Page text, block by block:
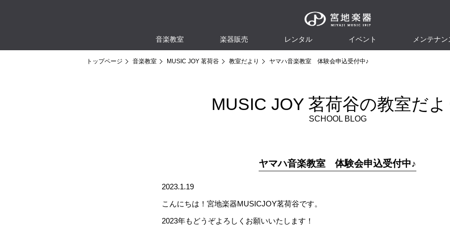
音楽教室 楽器販売 レンタル イベント メンテナン
トップページ 音楽教室 MUSIC JOY 茗荷谷 教室だより ヤマハ音楽教室 体験会申込受付中♪
MUSIC JOY 茗荷谷の教室だよ
SCHOOL BLOG
ヤマハ音楽教室 体験会申込受付中♪
2023.1.19
こんにちは！宮地楽器MUSICJOY茗荷谷です。
2023年もどうぞよろしくお願いいたします！